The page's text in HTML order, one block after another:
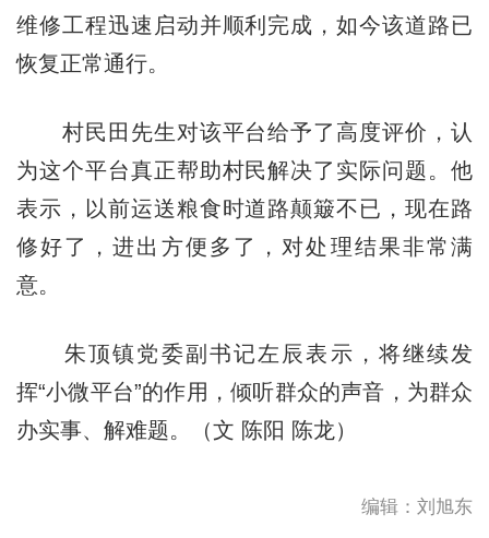
维修工程迅速启动并顺利完成，如今该道路已
恢复正常通行。
村民田先生对该平台给予了高度评价，认
为这个平台真正帮助村民解决了实际问题。他
表示，以前运送粮食时道路颠簸不已，现在路
修好了，进出方便多了，对处理结果非常满
意。
朱顶镇党委副书记左辰表示，将继续发
挥“小微平台”的作用，倾听群众的声音，为群众
办实事、解难题。（文 陈阳 陈龙）
编辑：刘旭东